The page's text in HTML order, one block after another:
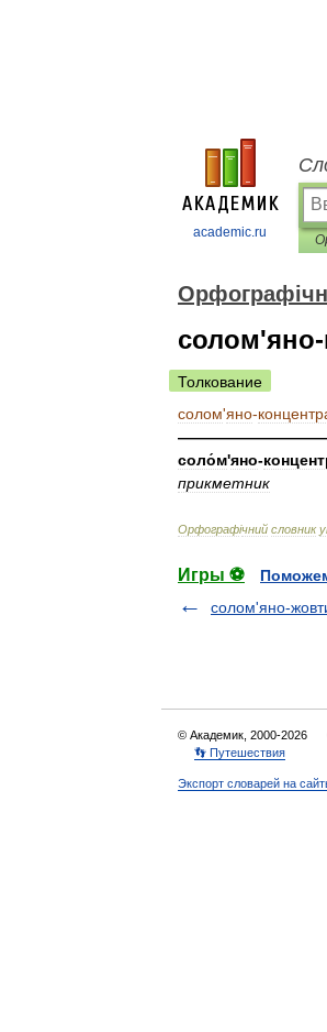
academic.ru
Толкование
солом'яно-
соло́м'яно-
прикметник
Орфографічний словник
Игры ⚽
солом'яно-
© Академик, 2000-2026
👣 Путешествия
Экспорт словарей на